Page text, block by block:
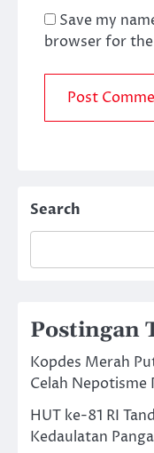
Save my
browser for
Search
Postingan
Kopdes Merah
Celah Nepotisme
HUT ke-81 RI
Kedaulatan